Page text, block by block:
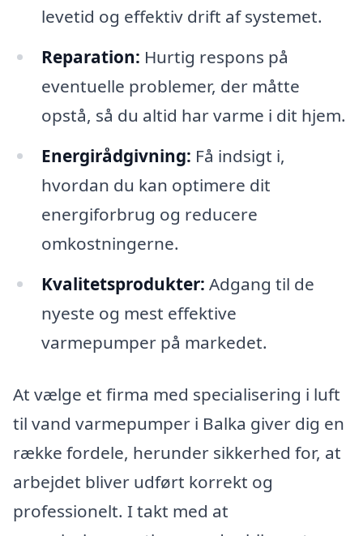
levetid og effektiv drift af systemet.
Reparation: Hurtig respons på
eventuelle problemer, der måtte
opstå, så du altid har varme i dit hjem.
Energirådgivning: Få indsigt i,
hvordan du kan optimere dit
energiforbrug og reducere
omkostningerne.
Kvalitetsprodukter: Adgang til de
nyeste og mest effektive
varmepumper på markedet.
At vælge et firma med specialisering i luft
til vand varmepumper i Balka giver dig en
række fordele, herunder sikkerhed for, at
arbejdet bliver udført korrekt og
professionelt. I takt med at